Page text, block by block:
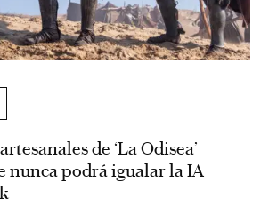
de ‘La Odisea’
nunca podrá igualar la IA